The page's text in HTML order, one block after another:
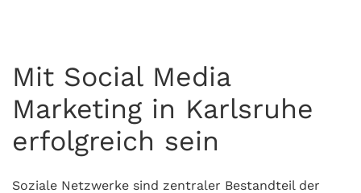
Mit Social Media
Marketing in Karlsruhe
erfolgreich sein
Soziale Netzwerke sind zentraler Bestandteil der